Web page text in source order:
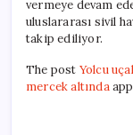
vermeye devam
uluslararası sivil
takip ediliyor.
The post Yolcu
mercek altında